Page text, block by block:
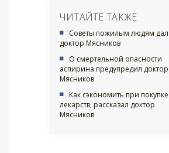
ЧИТАЙТЕ ТАКЖЕ
Советы пожилым людям дал
доктор Мясников
О смертельной опасности
аспирина предупредил доктор
Мясников
Как сэкономить при покупке
лекарств, рассказал доктор
Мясников